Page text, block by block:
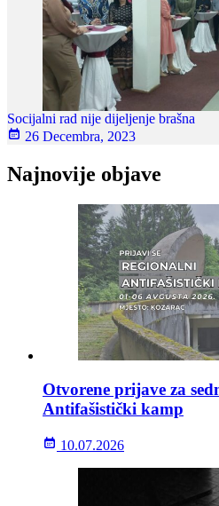
Socijalni rad nije dijeljenje brašna
26 Decembra, 2023
Najnovije objave
Otvorene prijave za
Antifašistički kamp
10.07.2026